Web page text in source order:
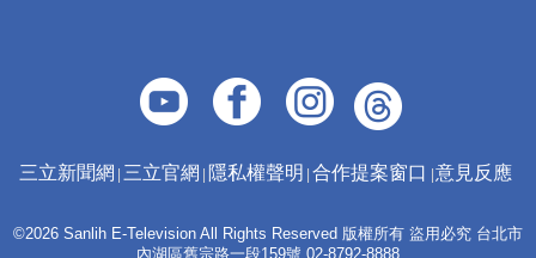
三立新聞網 三立官網 隱私權聲明 合作提案窗口 意見反應
©2026 Sanlih E-Television All Rights Reserved 版權所有 盜用必究 台北市
內湖區舊宗路一段159號 02-8792-8888